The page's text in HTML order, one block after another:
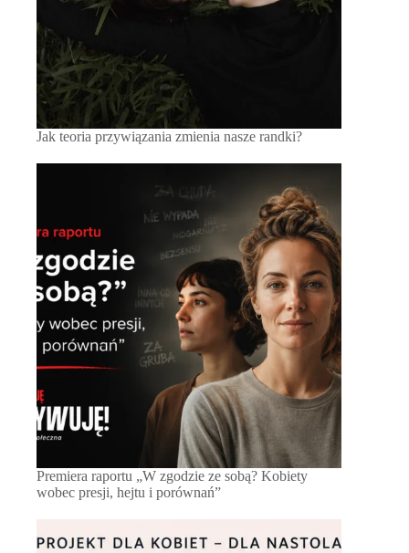
Jak teoria przywiązania zmienia nasze randki?
Premiera raportu „W zgodzie ze sobą? Kobiety
wobec presji, hejtu i porównań”